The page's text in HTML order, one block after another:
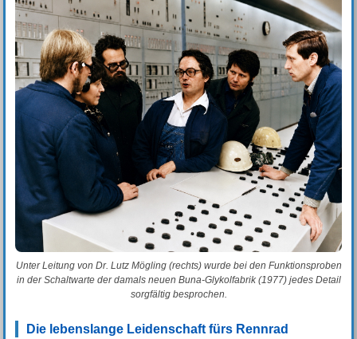
Unter Leitung von Dr. Lutz Mögling (rechts) wurde bei den Funktionsproben
in der Schaltwarte der damals neuen Buna-Glykolfabrik (1977) jedes Detail
sorgfältig besprochen.
Die lebenslange Leidenschaft fürs Rennrad